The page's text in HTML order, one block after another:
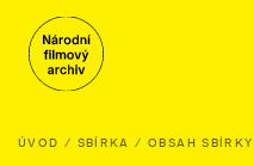
ÚVOD SBÍRKA OBSAH SBÍRKY